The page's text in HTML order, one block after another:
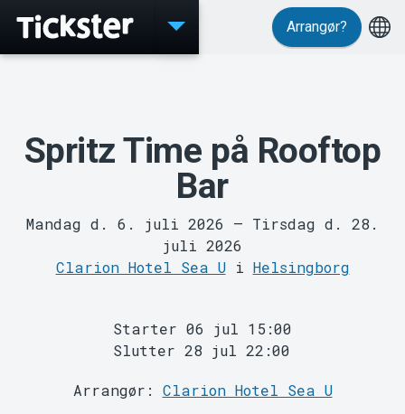
MyTickster
Arrangør?
Spritz Time på Rooftop
Bar
Mandag d. 6. juli 2026 – Tirsdag d. 28.
juli 2026
Clarion Hotel Sea Ui Helsingborg
Starter 06 jul 15:00
Slutter 28 jul 22:00
Arrangør: Clarion Hotel Sea U